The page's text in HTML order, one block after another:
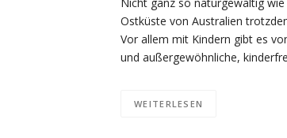
Ostküste von Australien
Vor allem mit Kindern gibt es
und außergewöhnliche,
WEITERLESEN